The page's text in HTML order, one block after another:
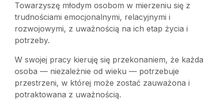
Towarzyszę młodym osobom w mierzeniu się z
trudnościami emocjonalnymi, relacyjnymi i
rozwojowymi, z uważnością na ich etap życia i
potrzeby.
W swojej pracy kieruję się przekonaniem, że każda
osoba — niezależnie od wieku — potrzebuje
przestrzeni, w której może zostać zauważona i
potraktowana z uważnością.